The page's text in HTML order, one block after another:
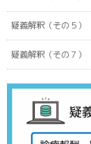
疑義解釈（その５）
疑義解釈（その７）